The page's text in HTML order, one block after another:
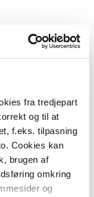
fra tredjepart
og til at
f.eks. tilpasning
Cookies kan
brugen af
omkring
og